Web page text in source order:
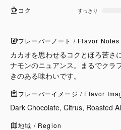
コク すっきり
フレーバーノート / Flavor Notes
カカオを思わせるコクとほろ苦さ
ナモンのニュアンス。まるでクラ
きのある味わいです。
フレーバーイメージ / Flavor
Dark Chocolate, Citrus, Roasted
地域 / Region